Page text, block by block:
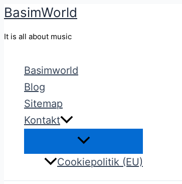
Gå
BasimWorld
It is all about music
Basimworld
Blog
Sitemap
Kontakt
Cookiepolitik (EU)